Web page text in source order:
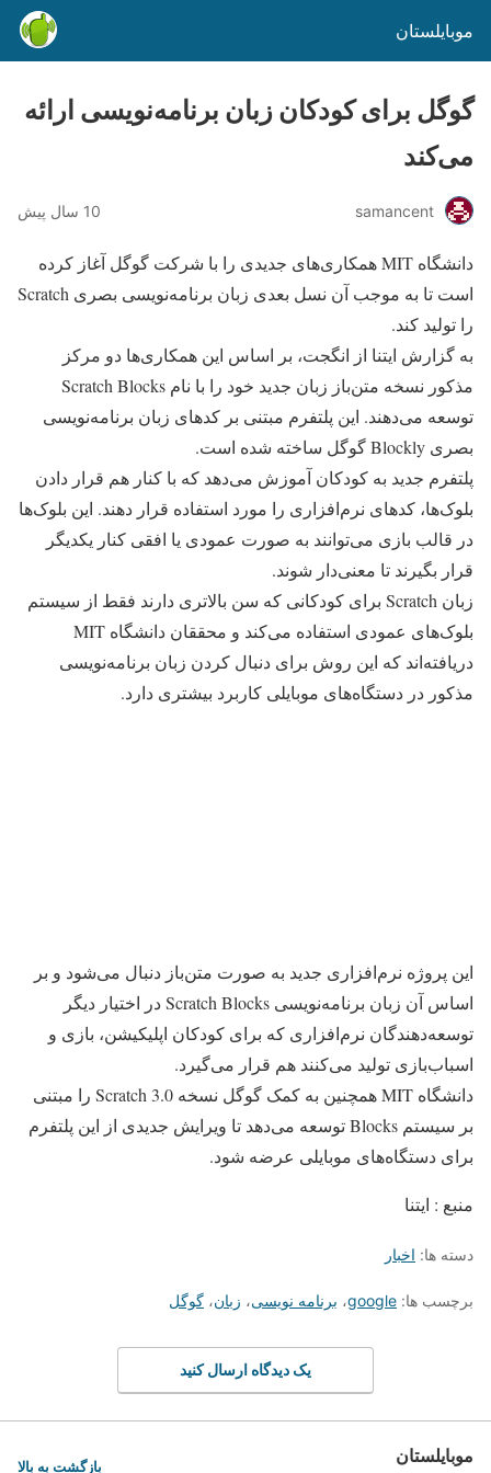
موبایلستان
گوگل برای کودکان زبان برنامه‌نویسی ارائه
می‌کند
samancent 10 سال پیش
دانشگاه MIT همکاری‌های جدیدی را با شرکت گوگل آغاز کرده
است تا به موجب آن نسل بعدی زبان برنامه‌نویسی بصری Scratch
را تولید کند.
به گزارش ایتنا از انگجت، بر اساس این همکاری‌ها دو مرکز
مذکور نسخه متن‌باز زبان جدید خود را با نام Scratch Blocks
توسعه می‌دهند. این پلتفرم مبتنی بر کدهای زبان برنامه‌نویسی
بصری Blockly گوگل ساخته شده است.
پلتفرم جدید به کودکان آموزش می‌دهد که با کنار هم قرار دادن
بلوک‌ها، کدهای نرم‌افزاری را مورد استفاده قرار دهند. این بلوک‌ها
در قالب بازی می‌توانند به صورت عمودی یا افقی کنار یکدیگر
قرار بگیرند تا معنی‌دار شوند.
زبان Scratch برای کودکانی که سن بالاتری دارند فقط از سیستم
بلوک‌های عمودی استفاده می‌کند و محققان دانشگاه MIT
دریافته‌اند که این روش برای دنبال کردن زبان برنامه‌نویسی
مذکور در دستگاه‌های موبایلی کاربرد بیشتری دارد.
این پروژه نرم‌افزاری جدید به صورت متن‌باز دنبال می‌شود و بر
اساس آن زبان برنامه‌نویسی Scratch Blocks در اختیار دیگر
توسعه‌دهندگان نرم‌افزاری که برای کودکان اپلیکیشن، بازی و
اسباب‌بازی تولید می‌کنند هم قرار می‌گیرد.
دانشگاه MIT همچنین به کمک گوگل نسخه Scratch 3.0 را مبتنی
بر سیستم Blocks توسعه می‌دهد تا ویرایش جدیدی از این پلتفرم
برای دستگاه‌های موبایلی عرضه شود.
منبع : ایتنا
دسته ها: اخبار
برچسب ها: google، برنامه نویسی، زبان، گوگل
یک دیدگاه ارسال کنید
موبایلستان بازگشت به بالا